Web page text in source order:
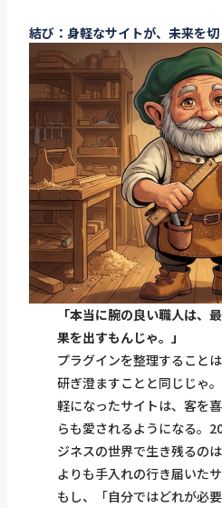
結び：身軽なサイトが、未来を切
「本当に腕の良い職人は、
果を出すもんじゃ。」
プラグインを整理すること
研ぎ澄ますことと同じじゃ
軽になったサイトは、客を
らも愛されるようになる。
ジネスの世界で生き残るの
よりも手入れの行き届いた
もし、「自分ではどれが必